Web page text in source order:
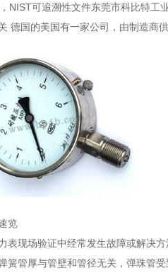
NIST可追溯性文件东莞市科比特工
德国的美国有一家公司，由制造商
览
表现场验证中经常发生故障或解决方
簧管厚与管壁和管径无关，弹珠管